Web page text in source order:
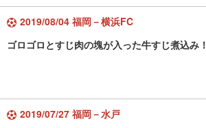
2019/08/04 福岡－横浜FC
ゴロゴロとすじ肉の塊が入った牛すじ煮込み！
2019/07/27 福岡－水戸